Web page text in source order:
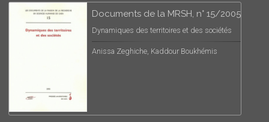
Documents de la MRSH, n° 15/2005
Dynamiques des territoires et des sociétés
Anissa Zeghiche, Kaddour Boukhémis